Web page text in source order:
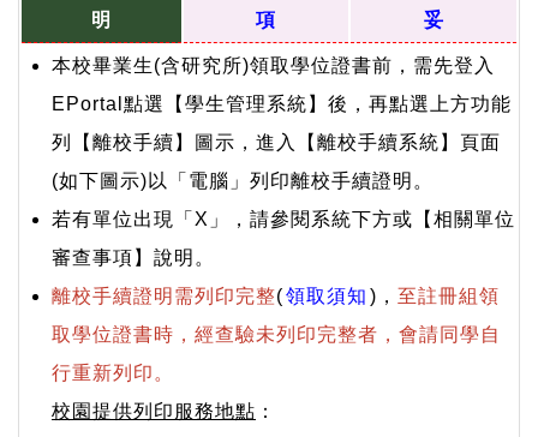
明
項
妥
本校畢業生(含研究所)領取學位證書前，需先登入
EPortal點選【學生管理系統】後，再點選上方功能
列【離校手續】圖示，進入【離校手續系統】頁面
(如下圖示)以「電腦」列印離校手續證明。
若有單位出現「X」，請參閱系統下方或【相關單位
審查事項】說明。
離校手續證明需列印完整(領取須知 ) ， 至註冊組領
取學位證書時，經查驗未列印完整者，會請同學自
行重新列印。
校園提供列印服務地點 ：